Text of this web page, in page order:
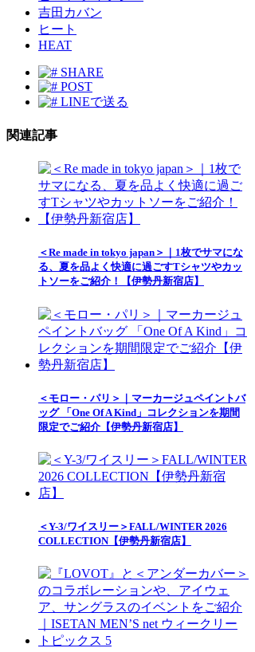
吉田カバン
ヒート
HEAT
SHARE
POST
LINEで送る
関連記事
＜Re made in tokyo japan＞｜1枚でサマにな
る、夏を品よく快適に過ごすTシャツやカッ
トソーをご紹介！【伊勢丹新宿店】
＜モロー・パリ＞｜マーカージュペイントバ
ッグ 「One Of A Kind」コレクションを期間
限定でご紹介【伊勢丹新宿店】
＜Y-3/ワイスリー＞FALL/WINTER 2026
COLLECTION【伊勢丹新宿店】